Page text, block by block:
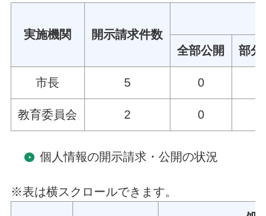
実施機関 開示請求件数
全部公開 部分
市長 5 0
教育委員会 2 0
個人情報の開示請求・公開の状況
※表は横スクロールできます。